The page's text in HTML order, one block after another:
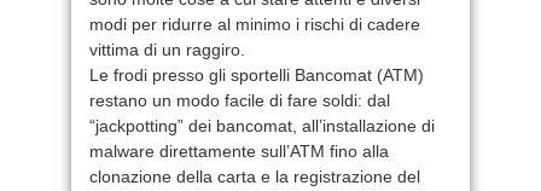
modi per ridurre al minimo i rischi di cadere
vittima di un raggiro.
Le frodi presso gli sportelli Bancomat (ATM)
restano un modo facile di fare soldi: dal
“jackpotting” dei bancomat, all’installazione di
malware direttamente sull’ATM fino alla
clonazione della carta e la registrazione del